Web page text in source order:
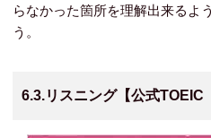
らなかった箇所を理解出来るよ
う。
6.3.リスニング【公式